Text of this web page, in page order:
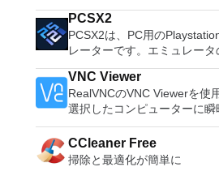
オールインワンパーティショ
ションおよびディスク管理ユ
ィです。パーティションの拡
ステムドライブ用）、ディス
理、MBRおよびGUIDパーテ
ーブル（GPT）ディスクのデ
不足の問題の解決を可能にし
ーティションのサイズ変更/
ムドライブを拡張するディス
ィションをコピーパーティシ
ジ分割パーティション空き領
PCSX2
PCSX2は、PC用の
レーターです。エミュレータ
は、プレイ可能なすべての
80％以上を誇っています。か
コンピューターを所有してい
PCSX2は優れたエミュレー
また、このアプリケーション
ドコンピューターのサポート
ため、Playstation 2コンソー
VNC Viewer
RealVNCのVNC Viewerを使
選択したコンピューターに瞬
トアクセスできます。 Mac
PC、またはLinuxマシン、世
からでも。 VNC Viewerを使
CCleaner Free
掃除と最適化が簡単に